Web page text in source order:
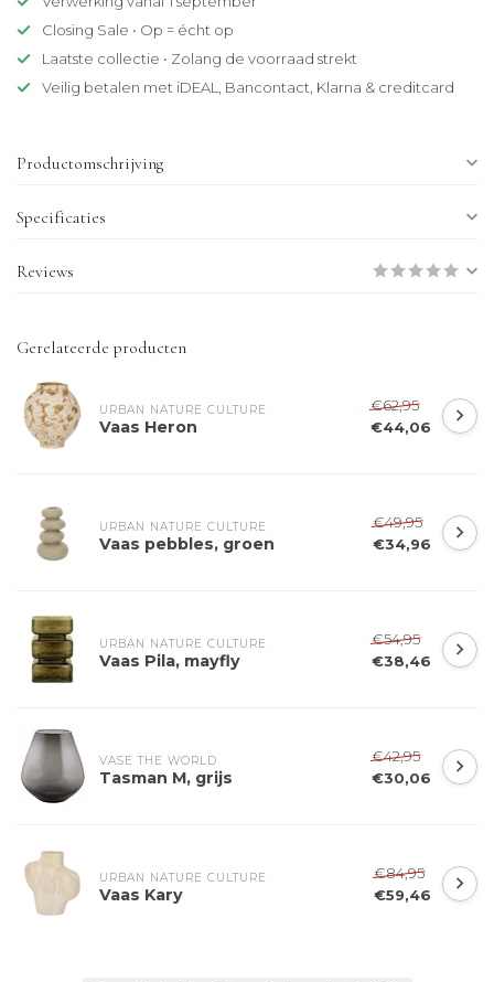
Closing Sale • Op = écht op
Laatste collectie • Zolang de voorraad strekt
Veilig betalen met iDEAL, Bancontact, Klarna & creditcard
Productomschrijving
Specificaties
Reviews
Gerelateerde producten
URBAN NATURE CULTURE
Vaas Heron
€62,95
€44,06
URBAN NATURE CULTURE
Vaas pebbles, groen
€49,95
€34,96
URBAN NATURE CULTURE
Vaas Pila, mayfly
€54,95
€38,46
VASE THE WORLD
Tasman M, grijs
€42,95
€30,06
URBAN NATURE CULTURE
Vaas Kary
€84,95
€59,46